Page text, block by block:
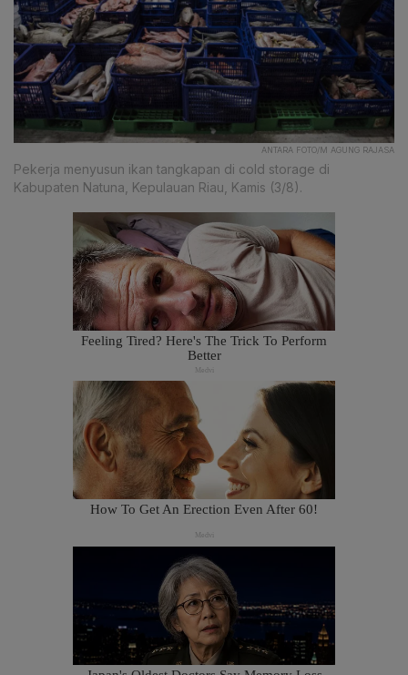
ANTARA FOTO/M AGUNG RAJASA
Pekerja menyusun ikan tangkapan di cold storage di
Kabupaten Natuna, Kepulauan Riau, Kamis (3/8).